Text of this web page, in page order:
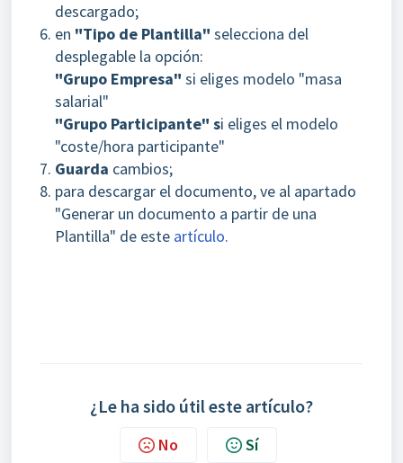
descargado;
en "Tipo de Plantilla" selecciona del
desplegable la opción:
"Grupo Empresa" si eliges modelo "masa
salarial"
"Grupo Participante" si eliges el modelo
"coste/hora participante"
Guarda cambios;
para descargar el documento, ve al apartado
"Generar un documento a partir de una
Plantilla" de este artículo.
¿Le ha sido útil este artículo?
No Sí